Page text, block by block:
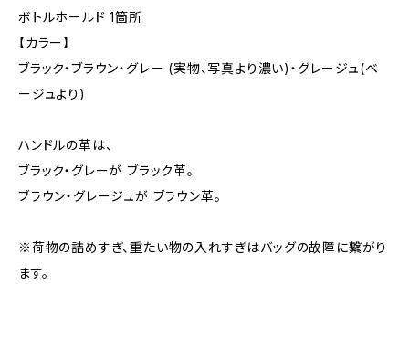
ボトルホールド 1箇所
【カラー】
ブラック・ブラウン・グレー (実物、写真より濃い)・グレージュ(ベ
ージュより)
ハンドルの革は、
ブラック・グレーが ブラック革。
ブラウン・グレージュが ブラウン革。
※荷物の詰めすぎ、重たい物の入れすぎはバッグの故障に繋がり
ます。